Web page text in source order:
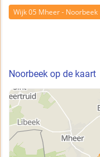
Wijk 05 Mheer - Noorbeek
Noorbeek op de kaart